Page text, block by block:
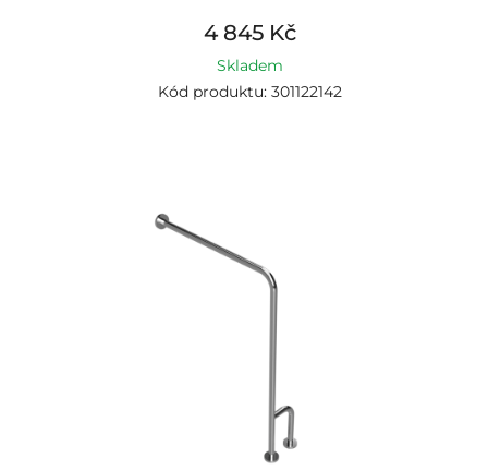
4 845 Kč
Skladem
Kód produktu: 301122142